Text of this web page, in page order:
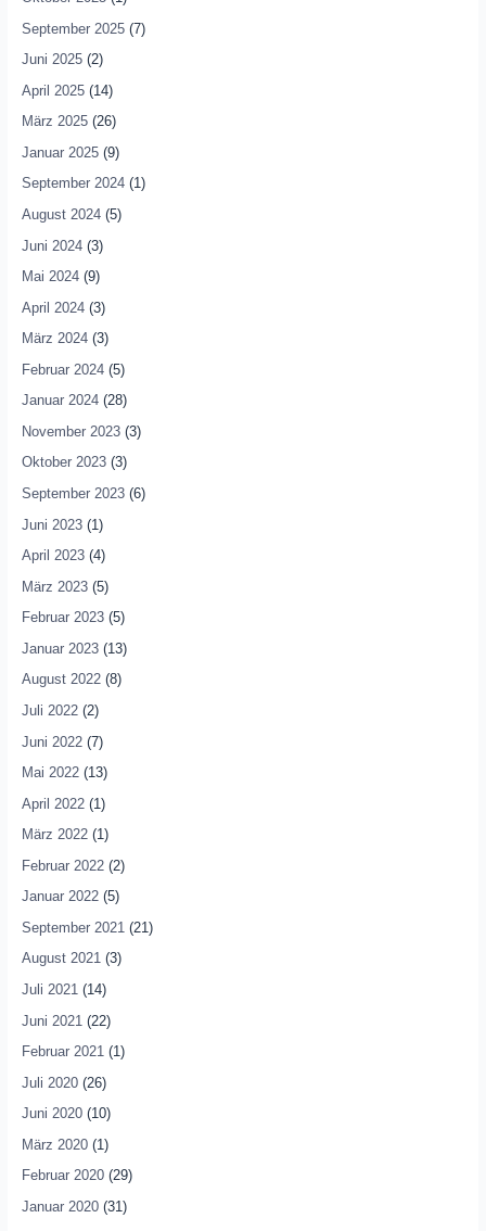
September 2025(7)
Juni 2025(2)
April 2025(14)
März 2025(26)
Januar 2025(9)
September 2024(1)
August 2024(5)
Juni 2024(3)
Mai 2024(9)
April 2024(3)
März 2024(3)
Februar 2024(5)
Januar 2024(28)
November 2023(3)
Oktober 2023(3)
September 2023(6)
Juni 2023(1)
April 2023(4)
März 2023(5)
Februar 2023(5)
Januar 2023(13)
August 2022(8)
Juli 2022(2)
Juni 2022(7)
Mai 2022(13)
April 2022(1)
März 2022(1)
Februar 2022(2)
Januar 2022(5)
September 2021 (21)
August 2021(3)
Juli 2021(14)
Juni 2021 (22)
Februar 2021(1)
Juli 2020(26)
Juni 2020(10)
März 2020(1)
Februar 2020(29)
Januar 2020(31)